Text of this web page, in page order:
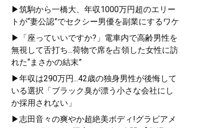
▶筑駒から一橋大、年収1000万円超のエリー
トが“妻公認”でセクシー男優を副業にするワケ
▶「座っていいですか?」電車内で高齢男性を
無視して舌打ち...荷物で席を占領した女性に訪
れた“まさかの結末”
▶年収は290万円...42歳の独身男性が後悔して
いる選択「ブラック臭が漂う小さな会社にし
か採用されない」
▶志田音々の爽やか超絶美ボディ!グラビアメ